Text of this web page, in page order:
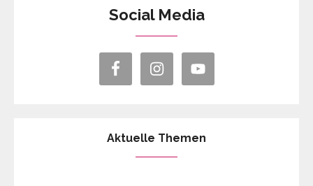
Social Media
Aktuelle Themen